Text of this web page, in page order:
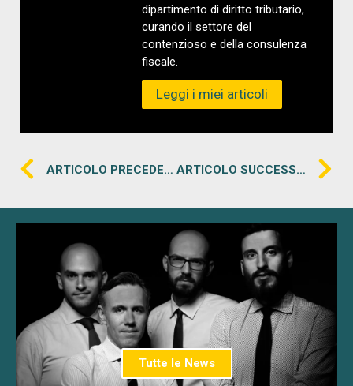
dipartimento di diritto tributario,
curando il settore del
contenzioso e della consulenza
fiscale.
Leggi i miei articoli
ARTICOLO PRECEDENTE ARTICOLO SUCCESSIVO
Tutte le News